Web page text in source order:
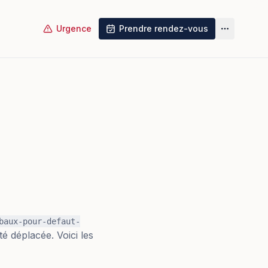
Urgence Prendre rendez-vous
pour-defaut-
déplacée. Voici les